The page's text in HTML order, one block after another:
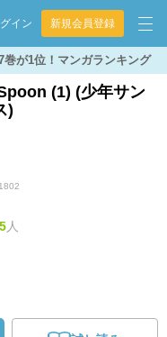
イン 新規会員登録
が1位！マンガランキング
(1) (少年サン
)
人